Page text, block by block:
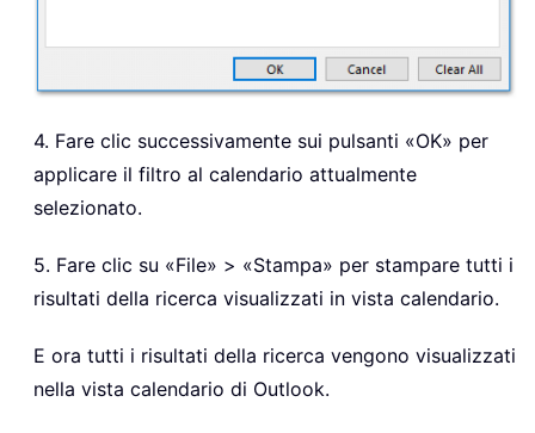
4. Fare clic successivamente sui pulsanti «OK» per
applicare il filtro al calendario attualmente
selezionato.
5. Fare clic su «File» > «Stampa» per stampare tutti i
risultati della ricerca visualizzati in vista calendario.
E ora tutti i risultati della ricerca vengono visualizzati
nella vista calendario di Outlook.